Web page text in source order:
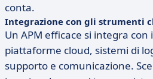
conta.
Integrazione con gli strumenti
Un APM efficace si integra
piattaforme cloud, sistemi di
supporto e comunicazione.